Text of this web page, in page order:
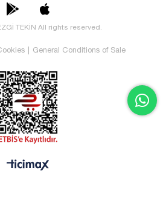
TEKİN All rights reserved.
General Conditions of Sale